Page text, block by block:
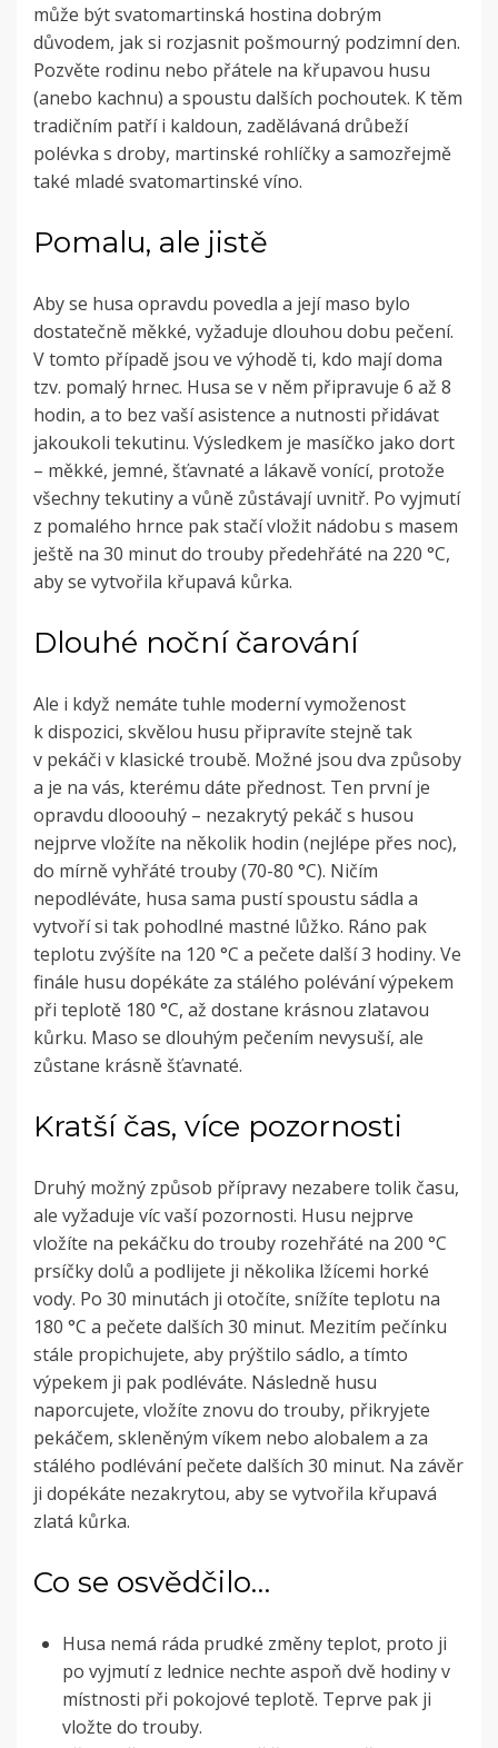
může být svatomartinská hostina dobrým
důvodem, jak si rozjasnit pošmourný podzimní den.
Pozvěte rodinu nebo přátele na křupavou husu
(anebo kachnu) a spoustu dalších pochoutek. K těm
tradičním patří i kaldoun, zadělávaná drůbeží
polévka s droby, martinské rohlíčky a samozřejmě
také mladé svatomartinské víno.
Pomalu, ale jistě
Aby se husa opravdu povedla a její maso bylo
dostatečně měkké, vyžaduje dlouhou dobu pečení.
V tomto případě jsou ve výhodě ti, kdo mají doma
tzv. pomalý hrnec. Husa se v něm připravuje 6 až 8
hodin, a to bez vaší asistence a nutnosti přidávat
jakoukoli tekutinu. Výsledkem je masíčko jako dort
– měkké, jemné, šťavnaté a lákavě vonící, protože
všechny tekutiny a vůně zůstávají uvnitř. Po vyjmutí
z pomalého hrnce pak stačí vložit nádobu s masem
ještě na 30 minut do trouby předehřáté na 220 °C,
aby se vytvořila křupavá kůrka.
Dlouhé noční čarování
Ale i když nemáte tuhle moderní vymoženost
k dispozici, skvělou husu připravíte stejně tak
v pekáči v klasické troubě. Možné jsou dva způsoby
a je na vás, kterému dáte přednost. Ten první je
opravdu dlooouhý – nezakrytý pekáč s husou
nejprve vložíte na několik hodin (nejlépe přes noc),
do mírně vyhřáté trouby (70-80 °C). Ničím
nepodléváte, husa sama pustí spoustu sádla a
vytvoří si tak pohodlné mastné lůžko. Ráno pak
teplotu zvýšíte na 120 °C a pečete další 3 hodiny. Ve
finále husu dopékáte za stálého polévání výpekem
při teplotě 180 °C, až dostane krásnou zlatavou
kůrku. Maso se dlouhým pečením nevysuší, ale
zůstane krásně šťavnaté.
Kratší čas, více pozornosti
Druhý možný způsob přípravy nezabere tolik času,
ale vyžaduje víc vaší pozornosti. Husu nejprve
vložíte na pekáčku do trouby rozehřáté na 200 °C
prsíčky dolů a podlijete ji několika lžícemi horké
vody. Po 30 minutách ji otočíte, snížíte teplotu na
180 °C a pečete dalších 30 minut. Mezitím pečínku
stále propichujete, aby prýštilo sádlo, a tímto
výpekem ji pak podléváte. Následně husu
naporcujete, vložíte znovu do trouby, přikryjete
pekáčem, skleněným víkem nebo alobalem a za
stálého podlévání pečete dalších 30 minut. Na závěr
ji dopékáte nezakrytou, aby se vytvořila křupavá
zlatá kůrka.
Co se osvědčilo…
Husa nemá ráda prudké změny teplot, proto ji
po vyjmutí z lednice nechte aspoň dvě hodiny v
místnosti při pokojové teplotě. Teprve pak ji
vložte do trouby.